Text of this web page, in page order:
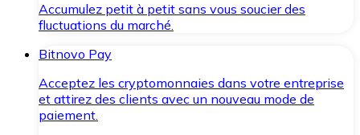
Accumulez petit à petit sans vous soucier des
fluctuations du marché.
Bitnovo Pay
Acceptez les cryptomonnaies dans votre entreprise
et attirez des clients avec un nouveau mode de
paiement.